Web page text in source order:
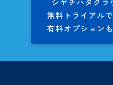
無料トライアルで
有料オプション